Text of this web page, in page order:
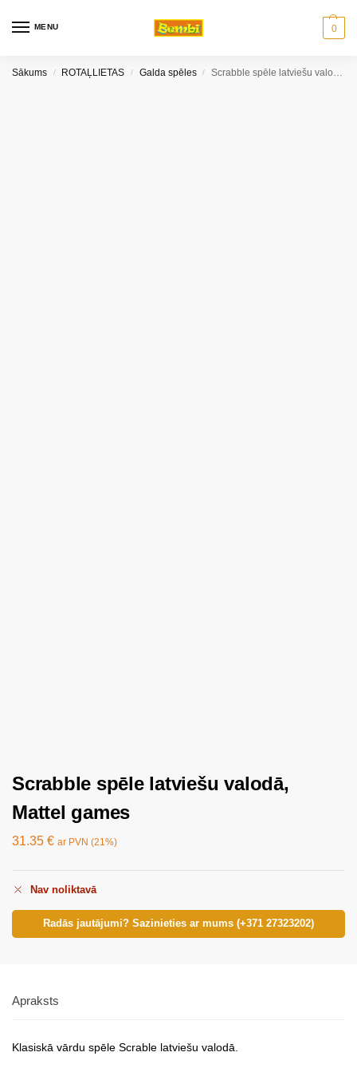
MENU 0
Sākums / ROTAĻLIETAS / Galda spēles / Scrabble spēle latviešu valodā, Mattel games
Scrabble spēle latviešu valodā,
Mattel games
31.35 € ar PVN (21%)
Nav noliktavā
Radās jautājumi? Sazinieties ar mums (+371 27323202)
Apraksts
Klasiskā vārdu spēle Scrable latviešu valodā.